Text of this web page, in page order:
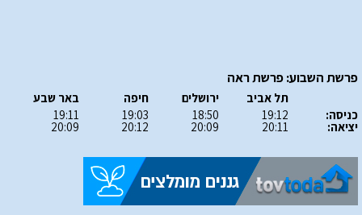
פרשת השבוע: פרשת ראה
כניסה:
יציאה:
תל אביב
19:12
20:11
ירושלים
18:50
20:09
חיפה
19:03
20:12
באר שבע
19:11
20:09